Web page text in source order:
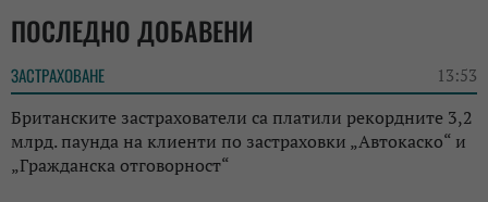
ПОСЛЕДНО ДОБАВЕНИ
ЗАСТРАХОВАНЕ 13:53
Британските застрахователи са платили рекордните 3,2
млрд. паунда на клиенти по застраховки „Автокаско“ и
„Гражданска отговорност“